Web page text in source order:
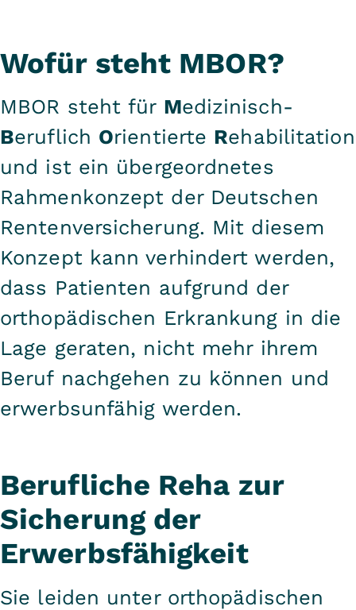
Wofür steht MBOR?
MBOR steht für Medizinisch-
Beruflich Orientierte Rehabilitation
und ist ein übergeordnetes
Rahmenkonzept der Deutschen
Rentenversicherung. Mit diesem
Konzept kann verhindert werden,
dass Patienten aufgrund der
orthopädischen Erkrankung in die
Lage geraten, nicht mehr ihrem
Beruf nachgehen zu können und
erwerbsunfähig werden.
Berufliche Reha zur
Sicherung der
Erwerbsfähigkeit
Sie leiden unter orthopädischen